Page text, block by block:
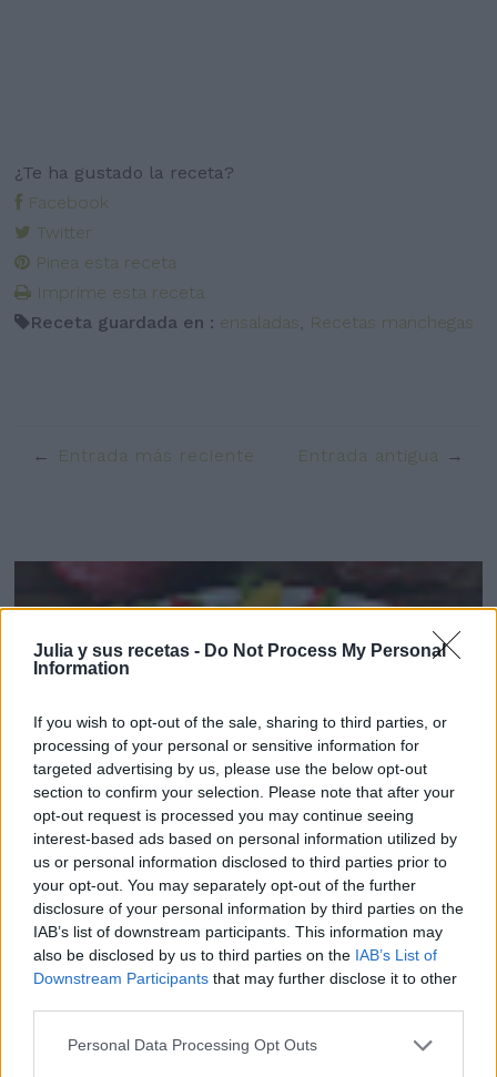
Julia y sus recetas - Do Not Process My Personal
Information
If you wish to opt-out of the sale, sharing to third parties, or
processing of your personal or sensitive information for
targeted advertising by us, please use the below opt-out
section to confirm your selection. Please note that after your
opt-out request is processed you may continue seeing
interest-based ads based on personal information utilized by
us or personal information disclosed to third parties prior to
your opt-out. You may separately opt-out of the further
disclosure of your personal information by third parties on the
IAB’s list of downstream participants. This information may
also be disclosed by us to third parties on the IAB’s List of
Downstream Participants that may further disclose it to other
Personal Data Processing Opt Outs
¿Te ha gustado la receta?
Facebook
Twitter
Pinea esta receta
Imprime esta receta
Receta guardada en : ensaladas, Recetas manchegas
Entrada más reciente Entrada antigua
ENSALADA DE BURRATA Y MANGO